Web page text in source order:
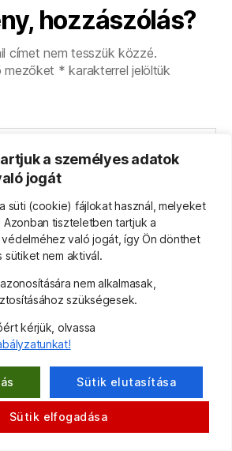
a személyes adatok
jogát
süti (cookie) fájlokat használ, melyeket
tiszteletben tartjuk a
való jogát, így Ön dönthet
nem aktivál.
nem alkalmasak,
szükségesek.
kérjük, olvassa
Sütik elutasítása
Sütik elfogadása
hozzászólás?
címet nem tesszük közzé.
mezőket * karakterrel jelöltük